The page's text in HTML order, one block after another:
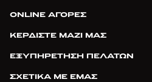
ONLINE ΑΓΟΡΕΣ
ΚΕΡΔΙΣΤΕ ΜΑΖΙ ΜΑΣ
ΕΞΥΠΗΡΕΤΗΣΗ ΠΕΛΑΤΩΝ
ΣΧΕΤΙΚΑ ΜΕ ΕΜΑΣ